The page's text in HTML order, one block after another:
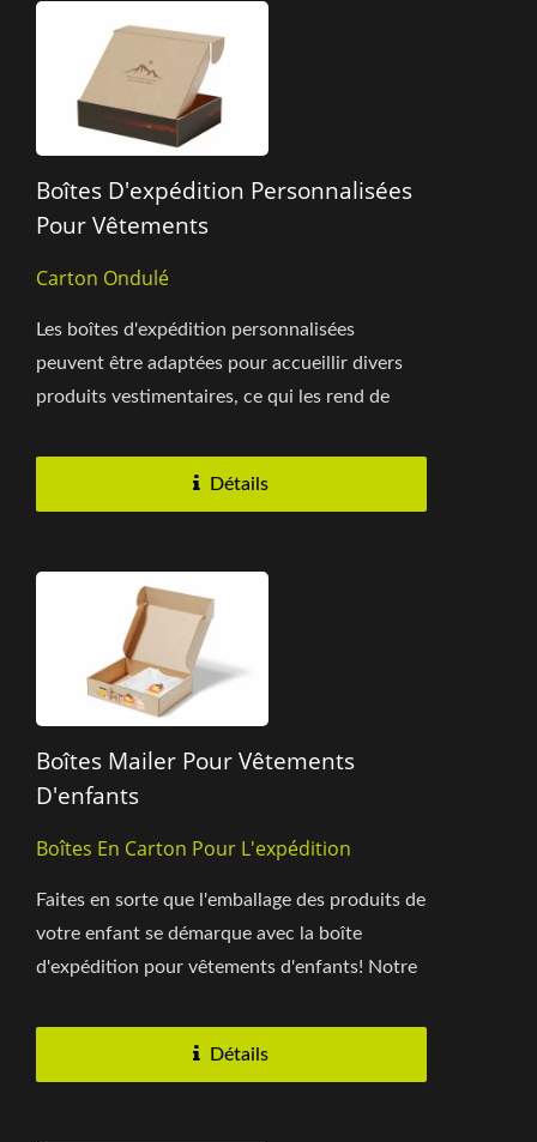
Boîtes D'expédition Personnalisées
Pour Vêtements
Carton Ondulé
Les boîtes d'expédition personnalisées
peuvent être adaptées pour accueillir divers
produits vestimentaires, ce qui les rend de
Détails
Boîtes Mailer Pour Vêtements
D'enfants
Boîtes En Carton Pour L'expédition
Faites en sorte que l'emballage des produits de
votre enfant se démarque avec la boîte
d'expédition pour vêtements d'enfants! Notre
Détails